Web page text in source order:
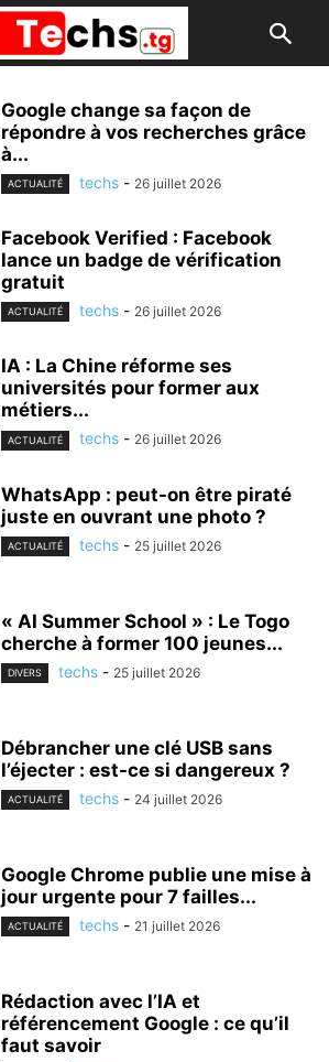
Google change sa façon de
répondre à vos recherches grâce
à...
ACTUALITÉ techs - 26 juillet 2026
Facebook Verified : Facebook
lance un badge de vérification
gratuit
ACTUALITÉ techs - 26 juillet 2026
IA : La Chine réforme ses
universités pour former aux
métiers...
ACTUALITÉ techs - 26 juillet 2026
WhatsApp : peut-on être piraté
juste en ouvrant une photo ?
ACTUALITÉ techs - 25 juillet 2026
« AI Summer School » : Le Togo
cherche à former 100 jeunes...
DIVERS techs - 25 juillet 2026
Débrancher une clé USB sans
l’éjecter : est-ce si dangereux ?
ACTUALITÉ techs - 24 juillet 2026
Google Chrome publie une mise à
jour urgente pour 7 failles...
ACTUALITÉ techs - 21 juillet 2026
Rédaction avec l’IA et
référencement Google : ce qu’il
faut savoir